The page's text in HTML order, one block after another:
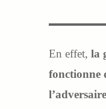
En effet, la
fonctionne